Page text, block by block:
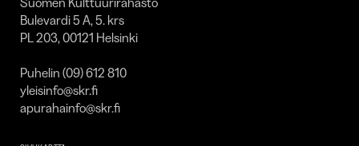
Bulevardi 5 A, 5. krs
PL 203, 00121 Helsinki
Puhelin (09) 612 810
yleisinfo@skr.fi
apurahainfo@skr.fi